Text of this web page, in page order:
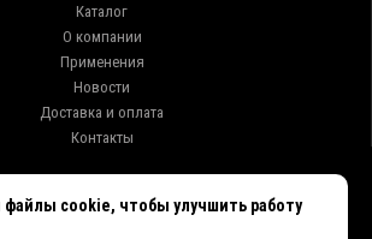
Каталог
О компании
Применения
Новости
Доставка и оплата
Контакты
cookie, чтобы улучшить работу